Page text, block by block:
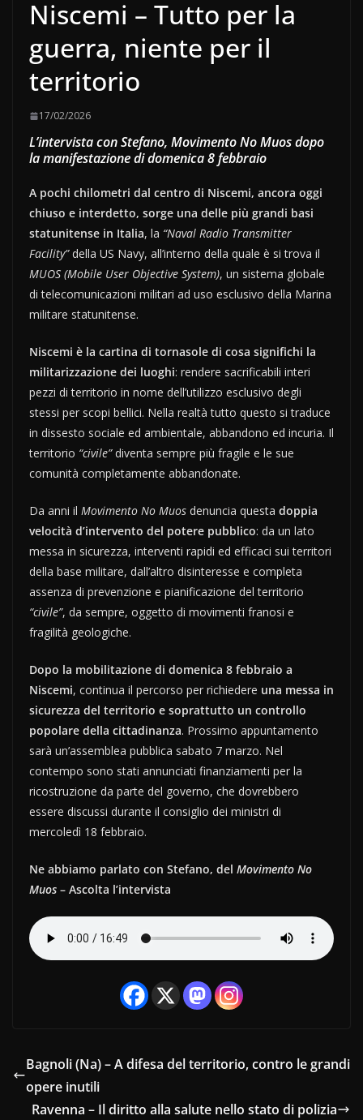
Niscemi – Tutto per la
guerra, niente per il
territorio
17/02/2026
L’intervista con Stefano, Movimento No Muos dopo
la manifestazione di domenica 8 febbraio
A pochi chilometri dal centro di Niscemi, ancora oggi
chiuso e interdetto, sorge una delle più grandi basi
statunitense in Italia, la “Naval Radio Transmitter
Facility”della US Navy, all’interno della quale è si trova il
MUOS (Mobile User Objective System), un sistema globale
di telecomunicazioni militari ad uso esclusivo della Marina
militare statunitense.
Niscemi è la cartina di tornasole di cosa significhi la
militarizzazione dei luoghi: rendere sacrificabili interi
pezzi di territorio in nome dell’utilizzo esclusivo degli
stessi per scopi bellici. Nella realtà tutto questo si traduce
in dissesto sociale ed ambientale, abbandono ed incuria. Il
territorio “civile”diventa sempre più fragile e le sue
comunità completamente abbandonate.
Da anni il Movimento No Muos denuncia questa doppia
velocità d’intervento del potere pubblico: da un lato
messa in sicurezza, interventi rapidi ed efficaci sui territori
della base militare, dall’altro disinteresse e completa
assenza di prevenzione e pianificazione del territorio
“civile”, da sempre, oggetto di movimenti franosi e
fragilità geologiche.
Dopo la mobilitazione di domenica 8 febbraio a
Niscemi, continua il percorso per richiedere una messa in
sicurezza del territorio e soprattutto un controllo
popolare della cittadinanza. Prossimo appuntamento
sarà un’assemblea pubblica sabato 7 marzo. Nel
contempo sono stati annunciati finanziamenti per la
ricostruzione da parte del governo, che dovrebbero
essere discussi durante il consiglio dei ministri di
mercoledì 18 febbraio.
Ne abbiamo parlato con Stefano, del Movimento No
Muos – Ascolta l’intervista
Bagnoli (Na) – A difesa del territorio, contro le grandi
opere inutili
Ravenna – Il diritto alla salute nello stato di polizia